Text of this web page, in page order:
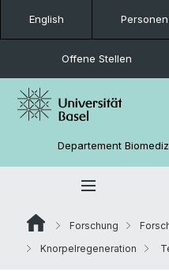
English Personen
Offene Stellen
Departement
Forschung
Knorpelregeneration